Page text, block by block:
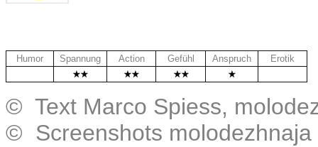
Humor Spannung Action Gefühl Anspruch
Erotik
© Text Marco Spiess,
© Screenshots molodezhnaja